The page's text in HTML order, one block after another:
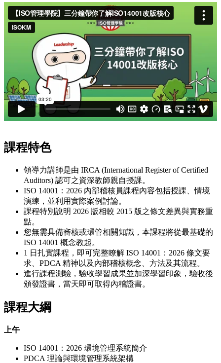
課程特色
領導力講師是由 IRCA (International Register of Certified
Auditors) 認可之資深教師親自授課。
ISO 14001：2026 內部稽核員課程內容包括授課、情境
演練，並利用實際案例討論。
課程特別說明 2026 版相較 2015 版之條文差異與實務重
點。
您無需具備審核或環管相關知識，本課程將從最基礎的
ISO 14001 概念教起。
1 日扎實課程，即可完整瞭解 ISO 14001：2026 條文要
求、PDCA 精神以及內部稽核概念、方法及其流程。
進行課程測驗，驗收學習成果並加深學習印象，驗收後
頒發證書，當天即可取得內稽證書。
課程大綱
上午
ISO 14001：2026 環境管理系統簡介
PDCA 理論與環境管理系統架構